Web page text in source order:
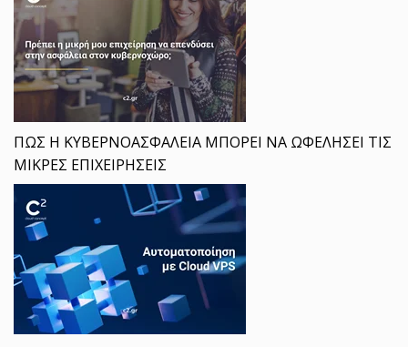
ΠΩΣ Η ΚΥΒΕΡΝΟΑΣΦΑΛΕΙΑ ΜΠΟΡΕΙ ΝΑ ΩΦΕΛΗΣΕΙ ΤΙΣ
ΜΙΚΡΕΣ ΕΠΙΧΕΙΡΗΣΕΙΣ